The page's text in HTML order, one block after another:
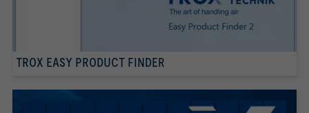
TROX EASY PRODUCT FINDER